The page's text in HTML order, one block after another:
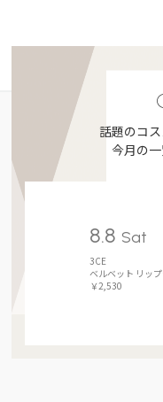
話題のコ
今月の
8.8 Sat
3CE
ベルベット リッ
￥2,530